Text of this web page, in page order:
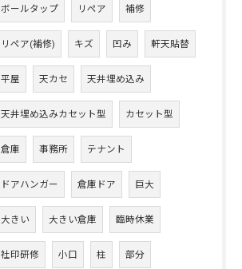
ボールタップ リペア 補修
リペア(補修) キズ 凹み 軒天貼替
平屋 天カセ 天井埋め込み
天井埋め込みカセット型 カセット型
倉庫 事務所 テナント
ドアハンガー 倉庫ドア 巨大
大きい 大きい倉庫 臨時休業
社印研修 小口 柱 部分